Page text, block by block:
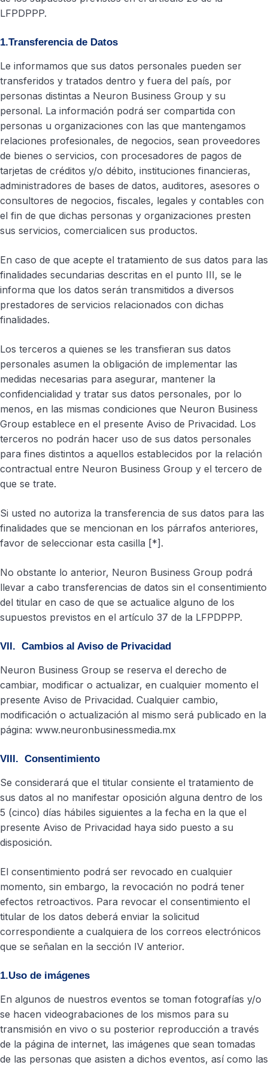
LFPDPPP.
1.Transferencia de Datos
Le informamos que sus datos personales pueden ser
transferidos y tratados dentro y fuera del país, por
personas distintas a Neuron Business Group y su
personal. La información podrá ser compartida con
personas u organizaciones con las que mantengamos
relaciones profesionales, de negocios, sean proveedores
de bienes o servicios, con procesadores de pagos de
tarjetas de créditos y/o débito, instituciones financieras,
administradores de bases de datos, auditores, asesores o
consultores de negocios, fiscales, legales y contables con
el fin de que dichas personas y organizaciones presten
sus servicios, comercialicen sus productos.
En caso de que acepte el tratamiento de sus datos para las
finalidades secundarias descritas en el punto III, se le
informa que los datos serán transmitidos a diversos
prestadores de servicios relacionados con dichas
finalidades.
Los terceros a quienes se les transfieran sus datos
personales asumen la obligación de implementar las
medidas necesarias para asegurar, mantener la
confidencialidad y tratar sus datos personales, por lo
menos, en las mismas condiciones que Neuron Business
Group establece en el presente Aviso de Privacidad. Los
terceros no podrán hacer uso de sus datos personales
para fines distintos a aquellos establecidos por la relación
contractual entre Neuron Business Group y el tercero de
que se trate.
Si usted no autoriza la transferencia de sus datos para las
finalidades que se mencionan en los párrafos anteriores,
favor de seleccionar esta casilla [*].
No obstante lo anterior, Neuron Business Group podrá
llevar a cabo transferencias de datos sin el consentimiento
del titular en caso de que se actualice alguno de los
supuestos previstos en el artículo 37 de la LFPDPPP.
VII. Cambios al Aviso de Privacidad
Neuron Business Group se reserva el derecho de
cambiar, modificar o actualizar, en cualquier momento el
presente Aviso de Privacidad. Cualquier cambio,
modificación o actualización al mismo será publicado en la
página: www.neuronbusinessmedia.mx
VIII. Consentimiento
Se considerará que el titular consiente el tratamiento de
sus datos al no manifestar oposición alguna dentro de los
5 (cinco) días hábiles siguientes a la fecha en la que el
presente Aviso de Privacidad haya sido puesto a su
disposición.
El consentimiento podrá ser revocado en cualquier
momento, sin embargo, la revocación no podrá tener
efectos retroactivos. Para revocar el consentimiento el
titular de los datos deberá enviar la solicitud
correspondiente a cualquiera de los correos electrónicos
que se señalan en la sección IV anterior.
1.Uso de imágenes
En algunos de nuestros eventos se toman fotografías y/o
se hacen videograbaciones de los mismos para su
transmisión en vivo o su posterior reproducción a través
de la página de internet, las imágenes que sean tomadas
de las personas que asisten a dichos eventos, así como las